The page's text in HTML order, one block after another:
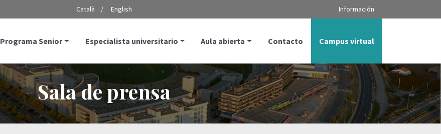
Català English Información
Programa Senior Especialista universitario Aula abierta Contacto Campus virtual
Sala de prensa